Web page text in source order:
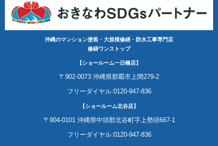
沖縄のマンション塗装・大規模修繕・防水工事専門店
修繕ワンストップ
【ショールーム一日橋店】
〒902-0073 沖縄県那覇市上間279-2
フリーダイヤル:0120-947-836
【ショールーム北谷店】
〒904-0101 沖縄県中頭郡北谷町字上勢頭667-1
フリーダイヤル:0120-947-836